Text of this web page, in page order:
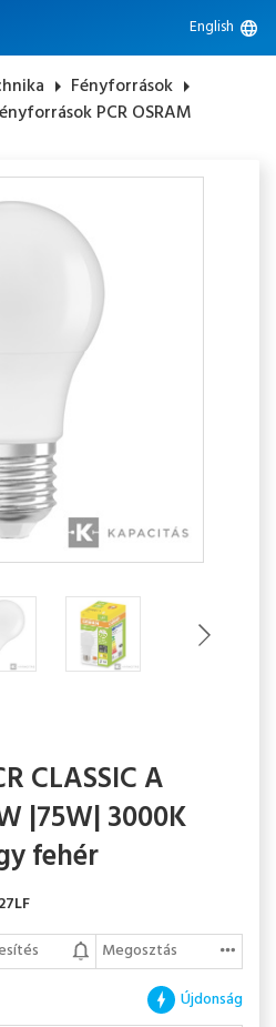
English language
arrow_right Fényforrások arrow_right
PCR OSRAM
CLASSIC A
|75W| 3000K
fehér
Megosztás
Újdonság